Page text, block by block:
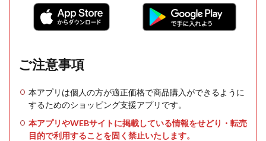
ご注意事項
本アプリは個人の方が適正価格で商品購入ができるように
するためのショッピング支援アプリです。
本アプリやWEBサイトに掲載している情報をせどり・転売
目的で利用することを固く禁止いたします。